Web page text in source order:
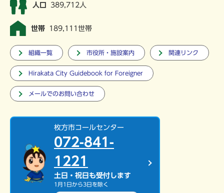
人口 389,712人
世帯 189,111世帯
組織一覧 市役所・施設案内 関連リンク
Hirakata City Guidebook for Foreigner
メールでのお問い合わせ
枚方市コールセンター
072-841-
1221
土日・祝日も受付します
1月1日から3日を除く